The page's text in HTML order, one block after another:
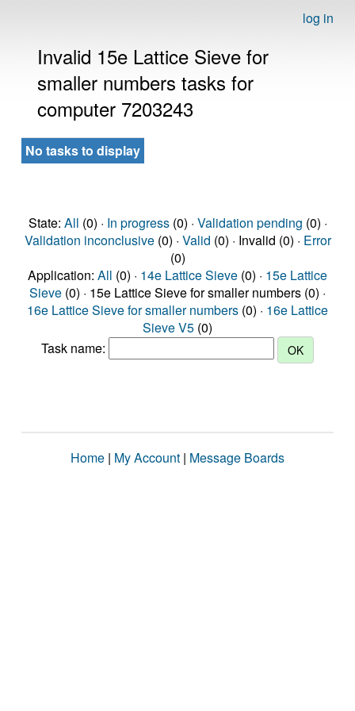
log in
Invalid 15e Lattice Sieve for
smaller numbers tasks for
computer 7203243
No tasks to display
State: All (0) · In progress(0) · Validation pending (0) ·
Validation inconclusive(0) · Valid (0) · Invalid (0) · Error
(0)
Application: All (0) · 14e Lattice Sieve (0) · 15e Lattice
Sieve (0) · 15e Lattice Sieve for smaller numbers (0) ·
16e Lattice Sieve for smaller numbers (0) · 16e Lattice
Sieve V5 (0)
Task name:
Home | My Account | Message Boards